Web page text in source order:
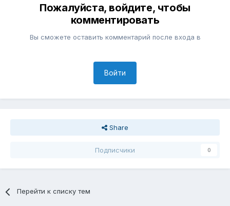
Пожалуйста, войдите, чтобы
комментировать
Вы сможете оставить комментарий после входа в
Войти
Share
Подписчики 0
Перейти к списку тем